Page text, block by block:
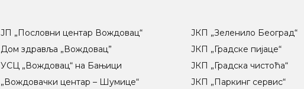
ЈП „Пословни центар Вождовац“
Дом здравља „Вождовац”
УСЦ „Вождовац“ на Бањици
„Вождовачки центар – Шумице“
ЈКП „Зеленило Београд“
ЈКП „Градске пијаце“
ЈКП „Градска чистоћа“
ЈКП „Паркинг сервис“